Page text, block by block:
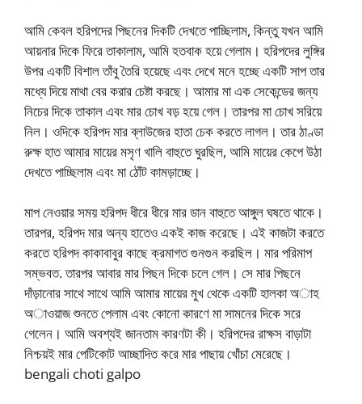
আমি কেবল হরিপদের পিছনের দিকটি দেখতে পাচ্ছিলাম, কিন্তু যখন আমি
আয়নার দিকে ফিরে তাকালাম, আমি হতবাক হয়ে গেলাম। হরিপদের লুঙ্গির
উপর একটি বিশাল তাঁবু তৈরি হয়েছে এবং দেখে মনে হচ্ছে একটি সাপ তার
মধ্যে দিয়ে মাথা বের করার চেষ্টা করছে। আমার মা এক সেকেন্ডের জন্য
নিচের দিকে তাকাল এবং মার চোখ বড় হয়ে গেল। তারপর মা চোখ সরিয়ে
নিল। ওদিকে হরিপদ মার ব্লাউজের হাতা চেক করতে লাগল। তার ঠাণ্ডা
রুক্ষ হাত আমার মায়ের মসৃণ খালি বাহুতে ঘুরছিল, আমি মায়ের কেপে উঠা
দেখতে পাচ্ছিলাম এবং মা ঠোঁট কামড়াচ্ছে।
মাপ নেওয়ার সময় হরিপদ ধীরে ধীরে মার ডান বাহুতে আঙ্গুল ঘষতে থাকে।
তারপর, হরিপদ মার অন্য হাতেও একই কাজ করেছে। এই কাজটা করতে
করতে হরিপদ কাকাবাবুর কাছে ক্রমাগত গুনগুন করছিল। মার পরিমাপ
সম্ভবত. তারপর আবার মার পিছন দিকে চলে গেল। সে মার পিছনে
দাঁড়ানোর সাথে সাথে আমি আমার মায়ের মুখ থেকে একটি হালকা অাহ
অাওয়াজ শুনতে পেলাম এবং কোনো কারণে মা সামনের দিকে সরে
গেলেন। আমি অবশ্যই জানতাম কারণটা কী। হরিপদের রাক্ষস বাড়াটা
নিশ্চয়ই মার পেটিকোট আচ্ছাদিত করে মার পাছায় খোঁচা মেরেছে।
bengali choti galpo